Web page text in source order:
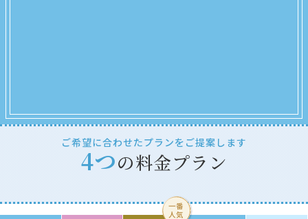
ご希望に合わせたプランをご提案します
4つの料金プラン